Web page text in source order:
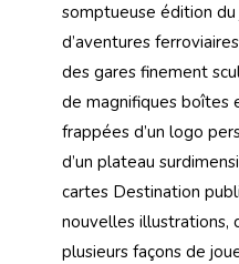
somptueuse édition
d’aventures
des gares finement
de magnifiques boîtes
frappées d’un logo
d’un plateau
cartes Destination
nouvelles illustrations,
plusieurs façons de